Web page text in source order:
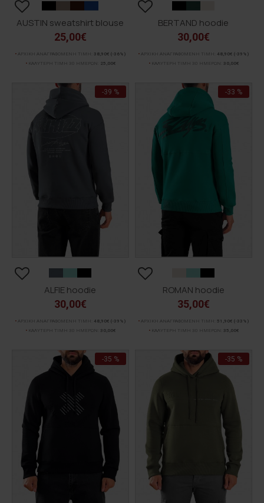
AUSTIN sweatshirt blouse
25,00€
ΑΡΧΙΚΗ ΑΝΑΓΡΑΦΟΜΕΝΗ ΤΙΜΗ: 38,90€ (-36%)
ΚΑΛΥΤΕΡΗ ΤΙΜΗ 30 ΗΜΕΡΩΝ:
25,00€
BERTAND hoodie
30,00€
ΑΡΧΙΚΗ ΑΝΑΓΡΑΦΟΜΕΝΗ ΤΙΜΗ: 48,90€ (-39%)
ΚΑΛΥΤΕΡΗ ΤΙΜΗ 30 ΗΜΕΡΩΝ:
30,00€
-39 %
ALFIE hoodie
30,00€
ΑΡΧΙΚΗ ΑΝΑΓΡΑΦΟΜΕΝΗ ΤΙΜΗ: 48,90€ (-39%)
ΚΑΛΥΤΕΡΗ ΤΙΜΗ 30 ΗΜΕΡΩΝ:
30,00€
-33 %
ROMAN hoodie
35,00€
ΑΡΧΙΚΗ ΑΝΑΓΡΑΦΟΜΕΝΗ ΤΙΜΗ: 51,90€ (-33%)
ΚΑΛΥΤΕΡΗ ΤΙΜΗ 30 ΗΜΕΡΩΝ:
35,00€
-35 % -35 %